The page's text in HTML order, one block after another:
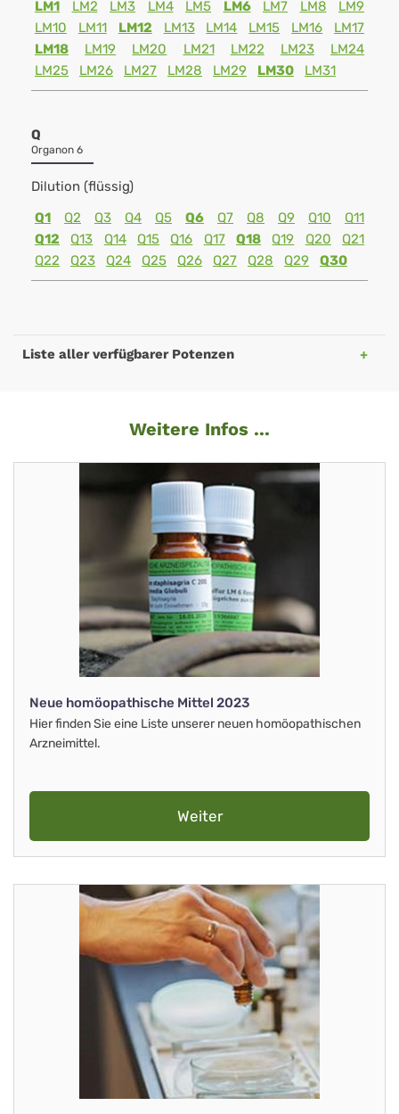
LM1 LM2 LM3 LM4 LM5 LM6 LM7 LM8
LM9
LM10
LM11 LM12 LM13 LM14 LM15 LM16
LM17
LM18
LM19 LM20 LM21 LM22 LM23
LM24
LM25
LM26 LM27 LM28 LM29 LM30 LM31
Q
Organon 6
Dilution (flüssig)
Q1
Q2 Q3 Q4 Q5 Q6 Q7 Q8 Q9 Q10
Q11
Q12
Q13 Q14 Q15 Q16 Q17 Q18 Q19 Q20
Q21
Q22
Q23 Q24 Q25 Q26 Q27 Q28 Q29 Q30
Liste aller verfügbarer Potenzen
Weitere Infos ...
Neue homöopathische Mittel 2023
Hier finden Sie eine Liste unserer neuen homöopathischen
Arzneimittel.
Weiter